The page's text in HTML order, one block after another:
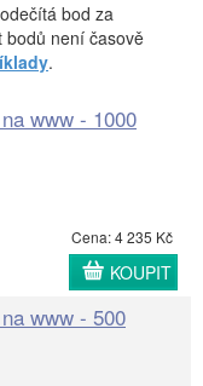
bod za
bodů není časově
.
www - 1000
Cena: 4 235 Kč
KOUPIT
www - 500